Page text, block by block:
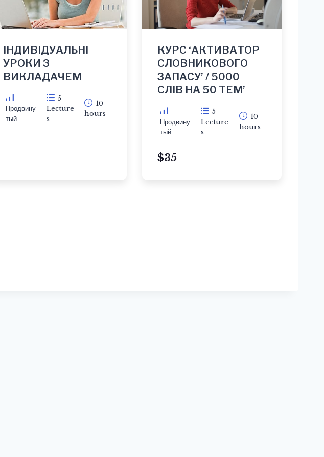
ІНДИВІДУАЛЬНІ
УРОКИ З
ВИКЛАДАЧЕМ
Продвину
тый
5
Lecture
s
10
hours
КУРС ‘АКТИВАТОР
СЛОВНИКОВОГО
ЗАПАСУ’ / 5000
СЛІВ НА 50 ТЕМ’
Продвину
тый
5
Lecture
s
10
hours
$35